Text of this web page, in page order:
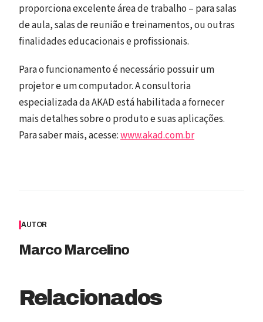
proporciona excelente área de trabalho – para salas
de aula, salas de reunião e treinamentos, ou outras
finalidades educacionais e profissionais.
Para o funcionamento é necessário possuir um
projetor e um computador. A consultoria
especializada da AKAD está habilitada a fornecer
mais detalhes sobre o produto e suas aplicações.
Para saber mais, acesse:www.akad.com.br
AUTOR
Marco Marcelino
Relacionados